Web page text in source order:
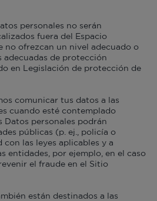
personales no serán
fuera del Espacio
no ofrezcan un nivel adecuado o
adecuadas de protección
en Legislación de protección de
comunicar tus datos a las
cuando esté contemplado
Datos personales podrán
públicas (p. ej., policía o
las leyes aplicables y a
entidades, por ejemplo, en el caso
el fraude en el Sitio
están destinados a las